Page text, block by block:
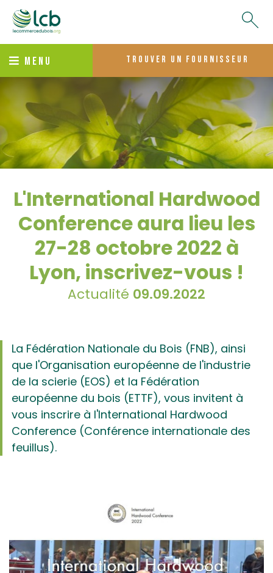
MENU trouver un fournisseur
L'International Hardwood
Conference aura lieu les
27-28 octobre 2022 à
Lyon, inscrivez-vous !
Actualité 09.09.2022
La Fédération Nationale du Bois (FNB), ainsi
que l'Organisation européenne de l'industrie
de la scierie (EOS) et la Fédération
européenne du bois (ETTF), vous invitent à
vous inscrire à l'International Hardwood
Conference (Conférence internationale des
feuillus).